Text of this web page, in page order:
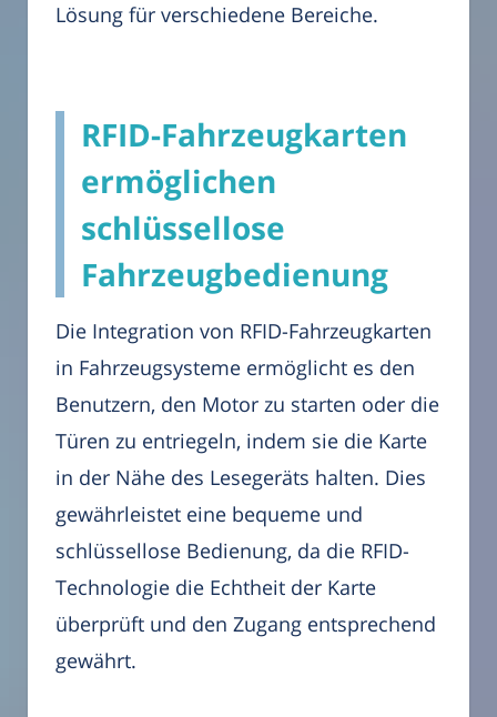
Lösung für verschiedene Bereiche.
RFID-Fahrzeugkarten
ermöglichen
schlüssellose
Fahrzeugbedienung
Die Integration von RFID-Fahrzeugkarten
in Fahrzeugsysteme ermöglicht es den
Benutzern, den Motor zu starten oder die
Türen zu entriegeln, indem sie die Karte
in der Nähe des Lesegeräts halten. Dies
gewährleistet eine bequeme und
schlüssellose Bedienung, da die RFID-
Technologie die Echtheit der Karte
überprüft und den Zugang entsprechend
gewährt.